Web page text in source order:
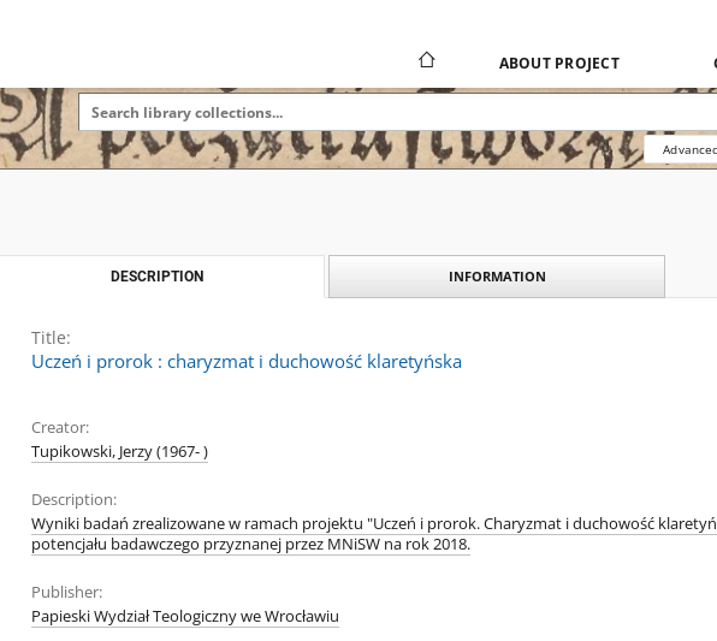
ABOUT PROJECT
DESCRIPTION INFORMATION
Title:
Uczeń i prorok : charyzmat i duchowość klaretyńska
Creator:
Tupikowski, Jerzy (1967- )
Description:
Wyniki badań zrealizowane w ramach projektu "Uczeń i prorok. Charyzmat i duchowość
potencjału badawczego przyznanej przez MNiSW na rok 2018.
Publisher:
Papieski Wydział Teologiczny we Wrocławiu